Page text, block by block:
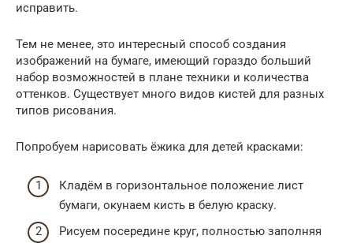
исправить.
Тем не менее, это интересный способ создания
изображений на бумаге, имеющий гораздо больший
набор возможностей в плане техники и количества
оттенков. Существует много видов кистей для разных
типов рисования.
Попробуем нарисовать ёжика для детей красками:
Кладём в горизонтальное положение лист
бумаги, окунаем кисть в белую краску.
Рисуем посередине круг, полностью заполняя